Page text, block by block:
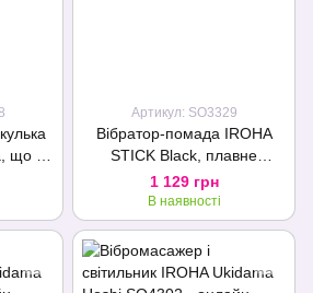
що не
Артикул: SO3329
Вібратор-помада IROHA
STICK Black, плавне
збільшення потужності
1 129 грн
В наявності